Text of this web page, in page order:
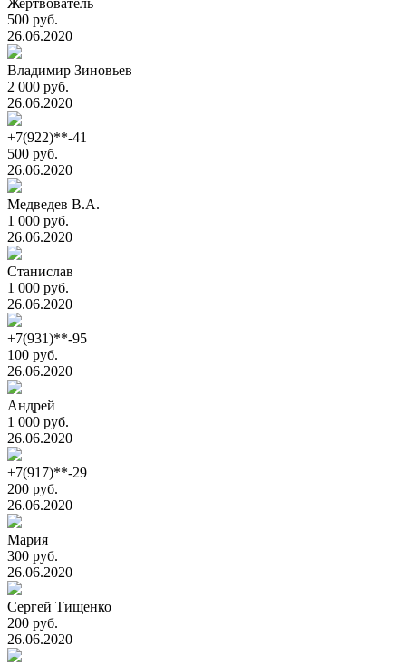
Жертвователь
500 руб.
26.06.2020
Владимир Зиновьев
2 000 руб.
26.06.2020
+7(922)**-41
500 руб.
26.06.2020
Медведев В.А.
1 000 руб.
26.06.2020
Станислав
1 000 руб.
26.06.2020
+7(931)**-95
100 руб.
26.06.2020
Андрей
1 000 руб.
26.06.2020
+7(917)**-29
200 руб.
26.06.2020
Мария
300 руб.
26.06.2020
Сергей Тищенко
200 руб.
26.06.2020